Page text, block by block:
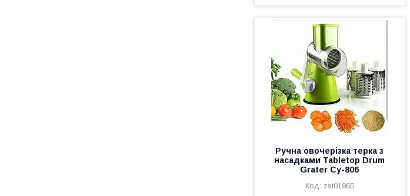
Ручна овочерізка терка з
насадками Tabletop Drum
Grater Cy-806
zst01965